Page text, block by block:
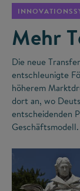
Mehr
Die neue
entschleunigte
höherem
dort an, wo
entscheidenden